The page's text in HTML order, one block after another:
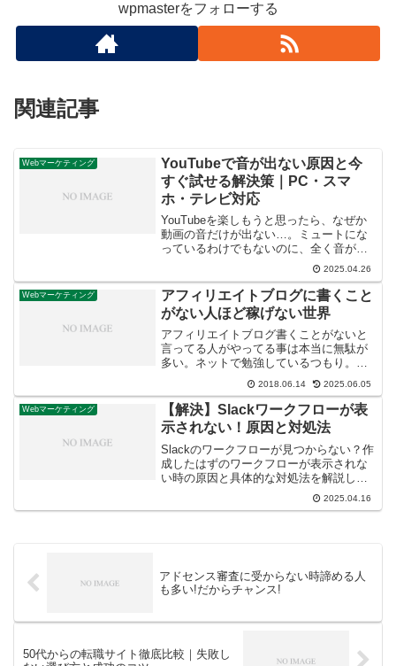
wpmasterをフォローする
関連記事
Webマーケティング
YouTubeで音が出ない原因と今
すぐ試せる解決策｜PC・スマ
ホ・テレビ対応
YouTubeを楽しもうと思ったら、なぜか
動画の音だけが出ない…。ミュートにな
っているわけでもないのに、全く音が聞
こえない！そんな経験はありませんか？
YouTubeで音が出ないという問題は、PC
スマートフォンタブレットスマートテレ
ビなど、様...
2025.04.26
Webマーケティング
アフィリエイトブログに書くこと
がない人ほど稼げない世界
アフィリエイトブログ書くことがないと
言ってる人がやってる事は本当に無駄が
多い。ネットで勉強しているつもり。頭
に入れる事が最初の一歩だと思い込む
日々。そんな事よりもっと心で感じてほ
しい事をご紹介。
2018.06.14 2025.06.05
Webマーケティング
【解決】Slackワークフローが表
示されない！原因と対処法
Slackのワークフローが見つからない？作
成したはずのワークフローが表示されな
い時の原因と具体的な対処法を解説しま
す。権限設定、チャンネル、アプリのバ
ージョンなど、確認すべきポイントをス
2025.04.16
アドセンス審査に受からない時諦める人
も多い!だからチャンス!
50代からの転職サイト徹底比較｜失敗し